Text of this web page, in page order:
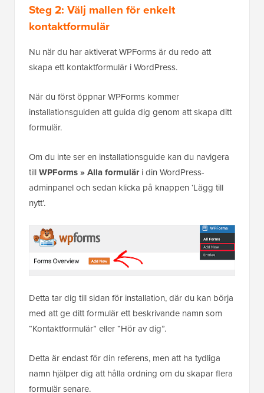
Steg 2: Välj mallen för enkelt
kontaktformulär
Nu när du har aktiverat WPForms är du redo att
skapa ett kontaktformulär i WordPress.
När du först öppnar WPForms kommer
installationsguiden att guida dig genom att skapa ditt
formulär.
Om du inte ser en installationsguide kan du navigera
tillWPForms » Alla formuläri din WordPress-
adminpanel och sedan klicka på knappen ‘Lägg till
nytt’.
Detta tar dig till sidan för installation, där du kan börja
med att ge ditt formulär ett beskrivande namn som
“Kontaktformulär” eller “Hör av dig”.
Detta är endast för din referens, men att ha tydliga
namn hjälper dig att hålla ordning om du skapar flera
formulär senare.